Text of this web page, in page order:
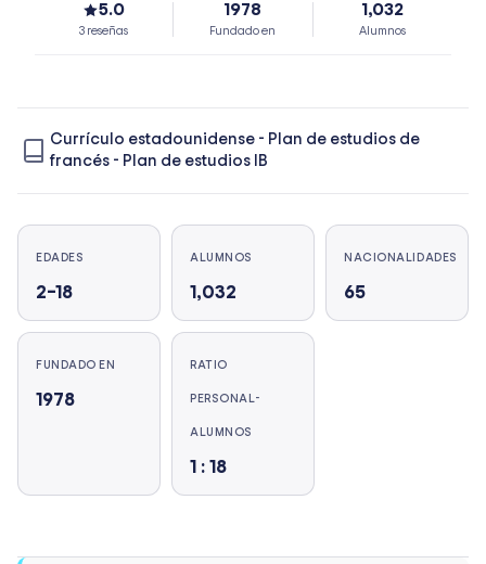
5.0
3 reseñas
1978
Fundado en
1,032
Alumnos
Currículo estadounidense - Plan de estudios de
francés - Plan de estudios IB
EDADES
2–18
ALUMNOS
1,032
NACIONALIDADES
65
FUNDADO EN
1978
RATIO
PERSONAL-
ALUMNOS
1 : 18